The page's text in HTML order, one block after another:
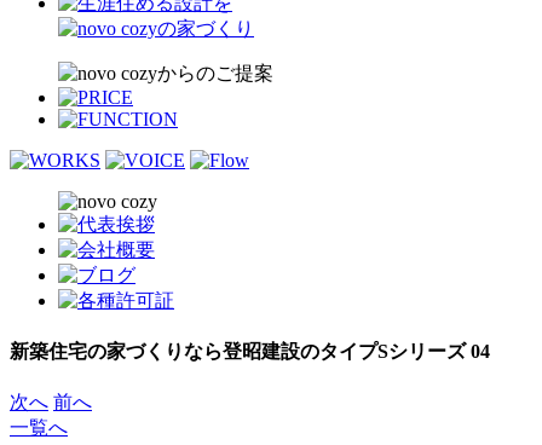
新築住宅の家づくりなら登昭建設のタイプSシリーズ 04
次へ 前へ
一覧へ